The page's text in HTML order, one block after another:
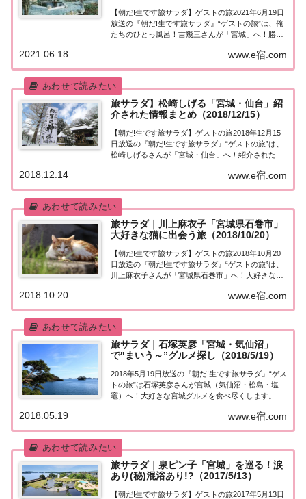
【朝だ!生です旅サラダ】ゲストの旅2021年6月19日
放送の『朝だ!生です旅サラダ』“ゲストの旅”は、俺
たちのひとっ風呂！吉幾三さんが「宮城」へ！勝俣
やされます！紹介された情報はこちら！吉幾三＆勝
俣州和「宮城県」ドライブ旅今日の“ゲス...
www.e宿.com
2021.06.18
旅サラダ】松崎しげる「宮城・仙台」紹
介された情報まとめ（2018/12/15）
【朝だ!生です旅サラダ】ゲストの旅2018年12月15
日放送の『朝だ!生です旅サラダ』“ゲストの旅”は、
松崎しげるさんが「宮城・仙台」へ！紹介された情
しげるさん。仙台のサッカーチーム「ベガルタ仙
台」と縁のある松崎さん。ユアテックスタ...
www.e宿.com
2018.12.14
旅サラダ｜川上麻衣子「宮城県石巻市」
大好きな猫に出会う旅（2018/10/20）
【朝だ!生です旅サラダ】ゲストの旅2018年10月20
日放送の『朝だ!生です旅サラダ』“ゲストの旅”は、
川上麻衣子さんが「宮城県石巻市」へ！大好きなネ
宮城県・石巻市今日の“ゲストの旅”は川上麻衣子さ
ん。大好きな「ネコ」をテーマに巡り...
www.e宿.com
2018.10.20
旅サラダ｜石塚英彦「宮城・気仙沼」
で"まいう～”グルメ探し（2018/5/19）
2018年5月19日放送の『朝だ!生です旅サラダ』“ゲス
トの旅”は石塚英彦さんが宮城（気仙沼・松島・塩
竈）へ！大好きな宮城グルメを食べ尽くします。紹
いう～」グルメ探し今日の“ゲストの旅”は石塚英彦
さん。石塚英彦さんが宮城（気仙沼・松島...
www.e宿.com
2018.05.19
旅サラダ｜泉ピン子「宮城」を巡る！涙
あり(秘)混浴あり!?（2017/5/13）
【朝だ!生です旅サラダ】ゲストの旅2017年5月13日